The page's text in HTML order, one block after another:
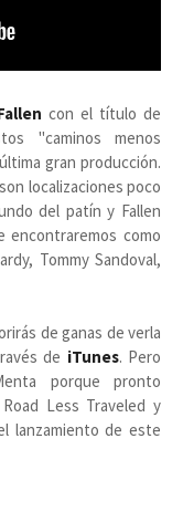
con el título de
"caminos menos
gran producción.
localizaciones poco
del patín y Fallen
encontraremos como
Tommy Sandoval,
de ganas de verla
de iTunes. Pero
porque pronto
Less Traveled y
lanzamiento de este